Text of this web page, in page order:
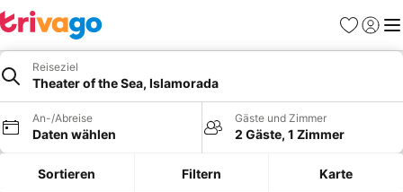
Favoriten
Reiseziel
Theater of the Sea, Islamorada
An-/Abreise
Daten wählen
Gäste und Zimmer
2 Gäste, 1 Zimmer
Sortieren Filtern Karte